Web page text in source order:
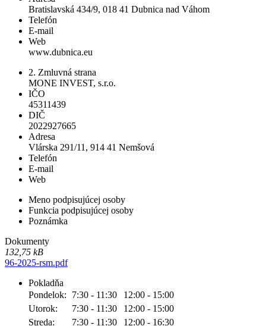
Bratislavská 434/9, 018 41 Dubnica nad Váhom
Telefón
E-mail
Web
www.dubnica.eu
2. Zmluvná strana
MONE INVEST, s.r.o.
IČO
45311439
DIČ
2022927665
Adresa
Vlárska 291/11, 914 41 Nemšová
Telefón
E-mail
Web
Meno podpisujúcej osoby
Funkcia podpisujúcej osoby
Poznámka
Dokumenty
132,75 kB
96-2025-rsm.pdf
Pokladňa
Pondelok:
7:30 - 11:30
12:00 - 15:00
Utorok:
7:30 - 11:30
12:00 - 15:00
Streda:
7:30 - 11:30 12:00 - 16:30